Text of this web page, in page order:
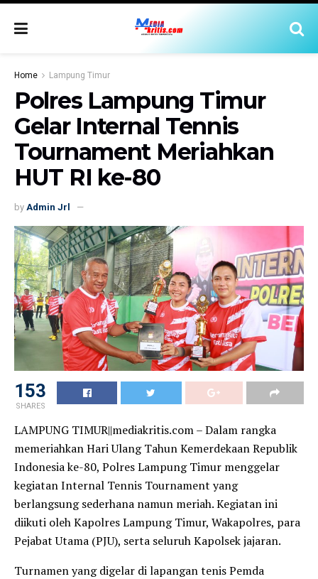
Home Lampung Timur
Polres Lampung Timur
Gelar Internal Tennis
Tournament Meriahkan
HUT RI ke-80
by Admin Jrl
153
SHARES
LAMPUNG TIMUR||mediakritis.com – Dalam rangka
memeriahkan Hari Ulang Tahun Kemerdekaan Republik
Indonesia ke-80, Polres Lampung Timur menggelar
kegiatan Internal Tennis Tournament yang
berlangsung sederhana namun meriah. Kegiatan ini
diikuti oleh Kapolres Lampung Timur, Wakapolres, para
Pejabat Utama (PJU), serta seluruh Kapolsek jajaran.
Turnamen yang digelar di lapangan tenis Pemda